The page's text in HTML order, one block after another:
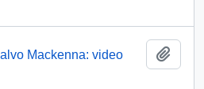
Mackenna: video